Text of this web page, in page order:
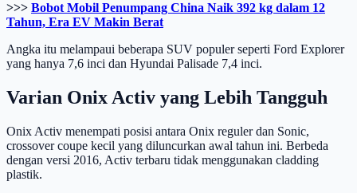
>>> Bobot Mobil Penumpang China Naik 392 kg dalam 12
Tahun, Era EV Makin Berat
Angka itu melampaui beberapa SUV populer seperti Ford Explorer
yang hanya 7,6 inci dan Hyundai Palisade 7,4 inci.
Varian Onix Activ yang Lebih Tangguh
Onix Activ menempati posisi antara Onix reguler dan Sonic,
crossover coupe kecil yang diluncurkan awal tahun ini. Berbeda
dengan versi 2016, Activ terbaru tidak menggunakan cladding
plastik.